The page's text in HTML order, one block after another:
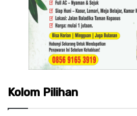
Kolom Pilihan